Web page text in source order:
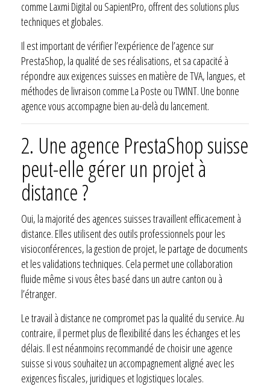
comme Laxmi Digital ou SapientPro, offrent des solutions plus
techniques et globales.
Il est important de vérifier l’expérience de l’agence sur
PrestaShop, la qualité de ses réalisations, et sa capacité à
répondre aux exigences suisses en matière de TVA, langues, et
méthodes de livraison comme La Poste ou TWINT. Une bonne
agence vous accompagne bien au-delà du lancement.
2. Une agence PrestaShop suisse
peut-elle gérer un projet à
distance ?
Oui, la majorité des agences suisses travaillent efficacement à
distance. Elles utilisent des outils professionnels pour les
visioconférences, la gestion de projet, le partage de documents
et les validations techniques. Cela permet une collaboration
fluide même si vous êtes basé dans un autre canton ou à
l’étranger.
Le travail à distance ne compromet pas la qualité du service. Au
contraire, il permet plus de flexibilité dans les échanges et les
délais. Il est néanmoins recommandé de choisir une agence
suisse si vous souhaitez un accompagnement aligné avec les
exigences fiscales, juridiques et logistiques locales.